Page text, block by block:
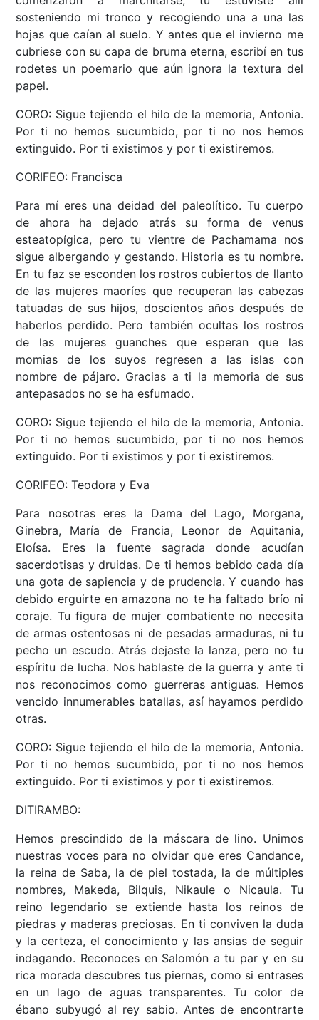
sosteniendo mi tronco y recogiendo una a una las
hojas que caían al suelo. Y antes que el invierno me
cubriese con su capa de bruma eterna, escribí en tus
rodetes un poemario que aún ignora la textura del
papel.
CORO: Sigue tejiendo el hilo de la memoria, Antonia.
Por ti no hemos sucumbido, por ti no nos hemos
extinguido. Por ti existimos y por ti existiremos.
CORIFEO: Francisca
Para mí eres una deidad del paleolítico. Tu cuerpo
de ahora ha dejado atrás su forma de venus
esteatopígica, pero tu vientre de Pachamama nos
sigue albergando y gestando. Historia es tu nombre.
En tu faz se esconden los rostros cubiertos de llanto
de las mujeres maoríes que recuperan las cabezas
tatuadas de sus hijos, doscientos años después de
haberlos perdido. Pero también ocultas los rostros
de las mujeres guanches que esperan que las
momias de los suyos regresen a las islas con
nombre de pájaro. Gracias a ti la memoria de sus
antepasados no se ha esfumado.
CORO: Sigue tejiendo el hilo de la memoria, Antonia.
Por ti no hemos sucumbido, por ti no nos hemos
extinguido. Por ti existimos y por ti existiremos.
CORIFEO: Teodora y Eva
Para nosotras eres la Dama del Lago, Morgana,
Ginebra, María de Francia, Leonor de Aquitania,
Eloísa. Eres la fuente sagrada donde acudían
sacerdotisas y druidas. De ti hemos bebido cada día
una gota de sapiencia y de prudencia. Y cuando has
debido erguirte en amazona no te ha faltado brío ni
coraje. Tu figura de mujer combatiente no necesita
de armas ostentosas ni de pesadas armaduras, ni tu
pecho un escudo. Atrás dejaste la lanza, pero no tu
espíritu de lucha. Nos hablaste de la guerra y ante ti
nos reconocimos como guerreras antiguas. Hemos
vencido innumerables batallas, así hayamos perdido
otras.
CORO: Sigue tejiendo el hilo de la memoria, Antonia.
Por ti no hemos sucumbido, por ti no nos hemos
extinguido. Por ti existimos y por ti existiremos.
DITIRAMBO:
Hemos prescindido de la máscara de lino. Unimos
nuestras voces para no olvidar que eres Candance,
la reina de Saba, la de piel tostada, la de múltiples
nombres, Makeda, Bilquis, Nikaule o Nicaula. Tu
reino legendario se extiende hasta los reinos de
piedras y maderas preciosas. En ti conviven la duda
y la certeza, el conocimiento y las ansias de seguir
indagando. Reconoces en Salomón a tu par y en su
rica morada descubres tus piernas, como si entrases
en un lago de aguas transparentes. Tu color de
ébano subyugó al rey sabio. Antes de encontrarte